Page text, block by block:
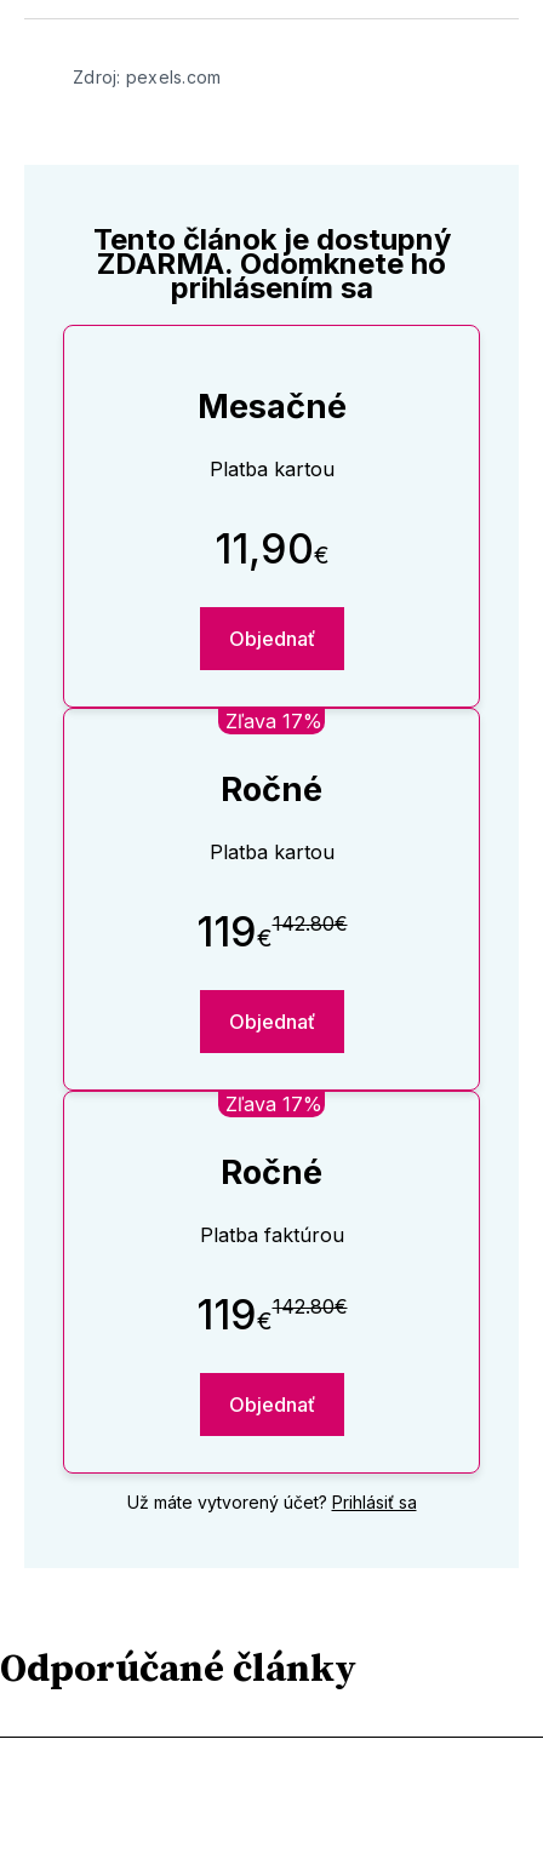
TwitterFacebooku
LinkedIne
E-
Zdroj: pexels.com
Tento článok je dostupný
ZDARMA. Odomknete ho
prihlásením sa
Mesačné
Platba kartou
11,90€
Objednať
Zľava 17%
Ročné
Platba kartou
119€142.80€
Objednať
Zľava 17%
Ročné
Platba faktúrou
119€142.80€
Objednať
Už máte vytvorený účet? Prihlásiť sa
Odporúčané články